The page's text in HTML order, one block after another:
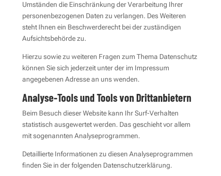
Umständen die Einschränkung der Verarbeitung Ihrer
personenbezogenen Daten zu verlangen. Des Weiteren
steht Ihnen ein Beschwerderecht bei der zuständigen
Aufsichtsbehörde zu.
Hierzu sowie zu weiteren Fragen zum Thema Datenschutz
können Sie sich jederzeit unter der im Impressum
angegebenen Adresse an uns wenden.
Analyse-Tools und Tools von Dritt­anbietern
Beim Besuch dieser Website kann Ihr Surf-Verhalten
statistisch ausgewertet werden. Das geschieht vor allem
mit sogenannten Analyseprogrammen.
Detaillierte Informationen zu diesen Analyseprogrammen
finden Sie in der folgenden Datenschutzerklärung.